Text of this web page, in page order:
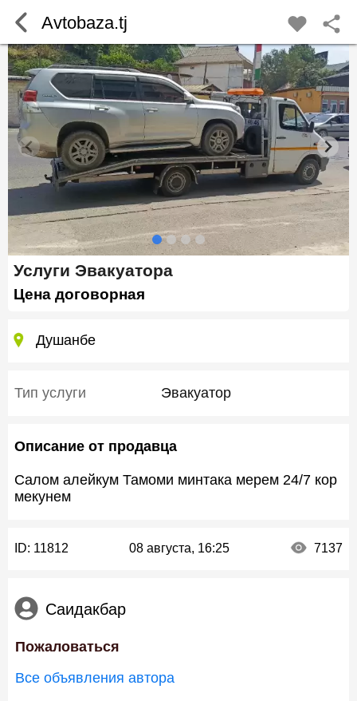
Услуги Эвакуатора
Цена договорная
Душанбе
Тип услуги Эвакуатор
Описание от продавца
Салом алейкум Тамоми минтака мерем 24/7 кор
мекунем
ID: 11812 08 августа, 16:25 7137
Саидакбар
Пожаловаться
Все объявления автора
Avtobaza.tj